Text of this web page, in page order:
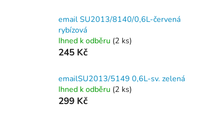
email SU2013/8140/0,6L-červená
rybízová
Ihned k odběru (2 ks)
245 Kč
emailSU2013/5149 0,6L-sv. zelená
Ihned k odběru (2 ks)
299 Kč